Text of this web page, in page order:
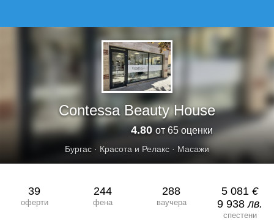
Contessa Beauty House
4.80 от 65 оценки
Бургас · Красота и Релакс · Масажи
39
оферти
244
фена
288
ваучера
5 081 €
9 938лв.
спестени